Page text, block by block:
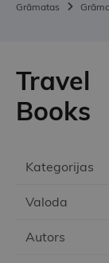
Grāmatas
Kategorijas
Valoda
Autors
Travel
Books